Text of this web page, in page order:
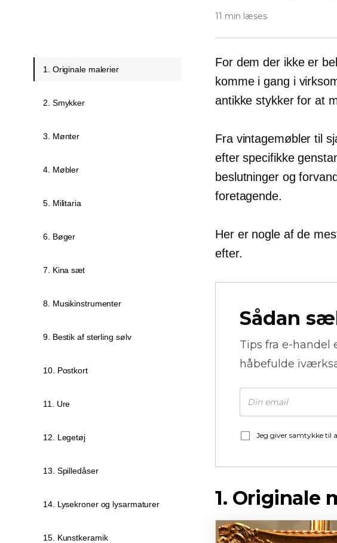
11 min læses
For dem der ikke er
komme i gang i
antikke stykker for at
Fra vintagemøbler til
efter specifikke
beslutninger og
foretagende.
Her er nogle af de
efter.
Sådan
Tips fra e-handel
håbefulde
Jeg giver samtykke til
1. Originale
1. Originale malerier
2. Smykker
3. Mønter
4. Møbler
5. Militaria
6. Bøger
7. Kina sæt
8. Musikinstrumenter
9. Bestik af sterling sølv
10. Postkort
11. Ure
12. Legetøj
13. Spilledåser
14. Lysekroner og lysarmaturer
15. Kunstkeramik